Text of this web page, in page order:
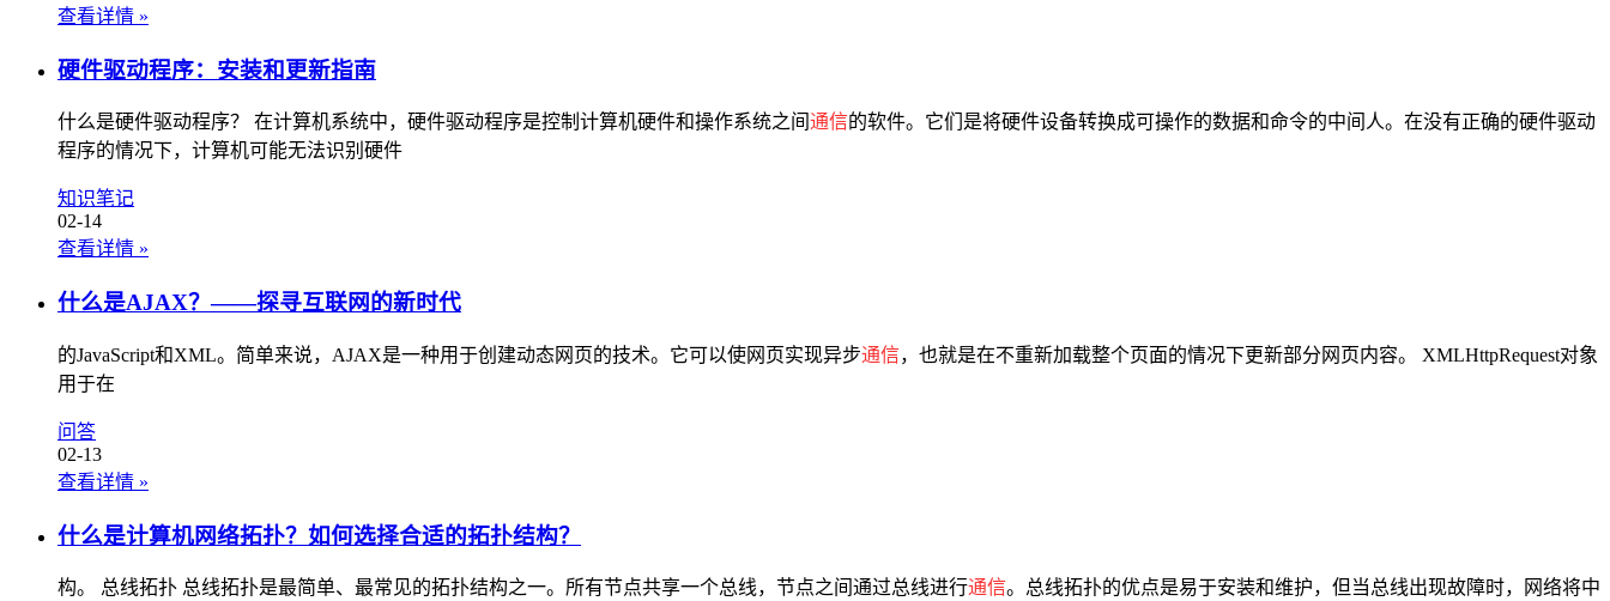
查看详情 »
硬件驱动程序：安装和更新指南
什么是硬件驱动程序？ 在计算机系统中，硬件驱动程序是控制计算机硬件和操作系统之间通信的软件。它们是将硬件设备转换成可操作的数据和命令的中间人。在没有正确的硬件驱动
程序的情况下，计算机可能无法识别硬件
知识笔记
02-14
查看详情 »
什么是AJAX？——探寻互联网的新时代
的JavaScript和XML。简单来说，AJAX是一种用于创建动态网页的技术。它可以使网页实现异步通信，也就是在不重新加载整个页面的情况下更新部分网页内容。 XMLHttpRequest对象
用于在
问答
02-13
查看详情 »
什么是计算机网络拓扑？如何选择合适的拓扑结构？
构。 总线拓扑 总线拓扑是最简单、最常见的拓扑结构之一。所有节点共享一个总线，节点之间通过总线进行通信。总线拓扑的优点是易于安装和维护，但当总线出现故障时，网络将中